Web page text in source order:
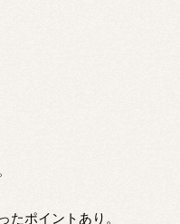
ポイントあり。